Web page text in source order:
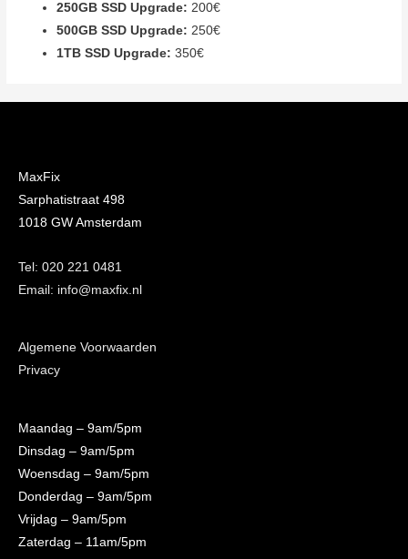
250GB SSD Upgrade:200€
500GB SSD Upgrade:250€
1TB SSD Upgrade:350€
MaxFix
Sarphatistraat 498
1018 GW Amsterdam
Tel: 020 221 0481
Email: info@maxfix.nl
Algemene Voorwaarden
Privacy
Maandag – 9am/5pm
Dinsdag – 9am/5pm
Woensdag – 9am/5pm
Donderdag – 9am/5pm
Vrijdag – 9am/5pm
Zaterdag – 11am/5pm